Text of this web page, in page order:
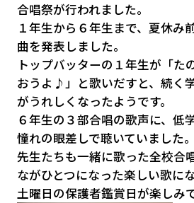
合唱祭が行われました。
１年生から６年生まで、夏休み
曲を発表しました。
トップバッターの１年生が「
おうよ♪」と歌いだすと、続く
がうれしくなったようです。
６年生の３部合唱の歌声に、低
憧れの眼差しで聴いていました。
先生たちも一緒に歌った全校合
ながひとつになった楽しい歌に
土曜日の保護者鑑賞日が楽しみで